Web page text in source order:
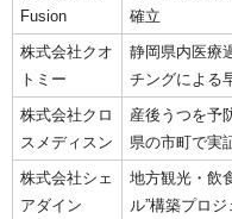
Fusion
確立
株式会社クオ
トミー
静岡県内医療
チングによる
株式会社クロ
スメディスン
産後うつを予
県の市町で実
株式会社シェ
アダイン
地方観光・飲
ル”構築プロジ